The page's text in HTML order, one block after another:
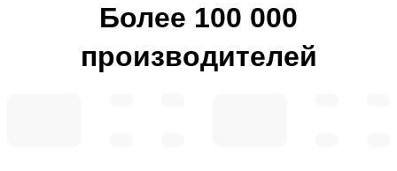
Более 100 000
производителей